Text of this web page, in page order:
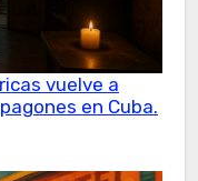
vuelve a
en Cuba.